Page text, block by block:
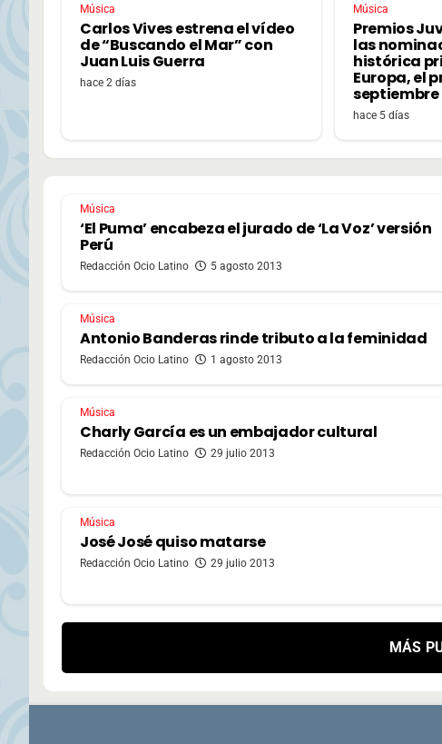
Música
Carlos Vives estrena el vídeo
de “Buscando el Mar” con
Juan Luis Guerra
hace 2 días
Música
Premios
las
histórica
Europa, el
septiembre
hace 5 días
Música
‘El Puma’ encabeza el jurado de ‘La Voz’ versión
Perú
Redacción Ocio Latino 5 agosto 2013
Música
Antonio Banderas rinde tributo a la feminidad
Redacción Ocio Latino 1 agosto 2013
Música
Charly García es un embajador cultural
Redacción Ocio Latino 29 julio 2013
Música
José José quiso matarse
Redacción Ocio Latino 29 julio 2013
MÁS